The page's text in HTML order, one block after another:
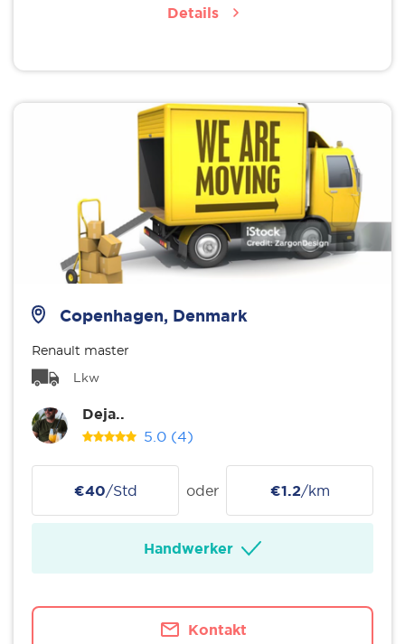
Details
Copenhagen, Denmark
Renault master
Lkw
Deja..
5.0 (4)
€40/Std oder €1.2/km
Handwerker
Kontakt